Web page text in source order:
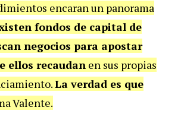
encaran un panorama
fondos de capital de
negocios para apostar
ellos recaudan en sus propias
La verdad es que
Valente.